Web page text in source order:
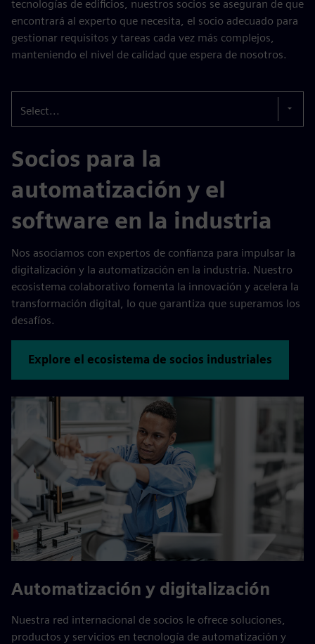
tecnologías de edificios, nuestros socios se aseguran de que
encontrará al experto que necesita, el socio adecuado para
gestionar requisitos y tareas cada vez más complejos,
manteniendo el nivel de calidad que espera de nosotros.
Select...
Socios para la
automatización y el
software en la industria
Nos asociamos con expertos de confianza para impulsar la
digitalización y la automatización en la industria. Nuestro
ecosistema colaborativo fomenta la innovación y acelera la
transformación digital, lo que garantiza que superamos los
desafíos.
Explore el ecosistema de socios industriales
Automatización y digitalización
Nuestra red internacional de socios le ofrece soluciones,
productos y servicios en tecnología de automatización y